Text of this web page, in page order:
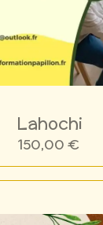
Lahochi
150,00 €